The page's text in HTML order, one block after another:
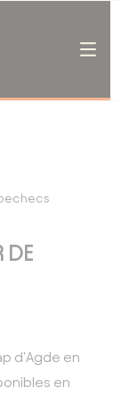
DE
d'Agde en
en